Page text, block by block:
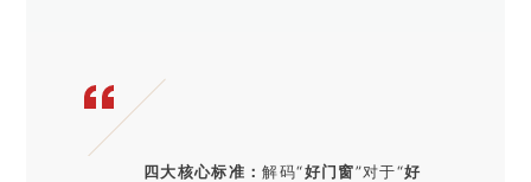
四大核心标准：解码“好门窗”对于“好